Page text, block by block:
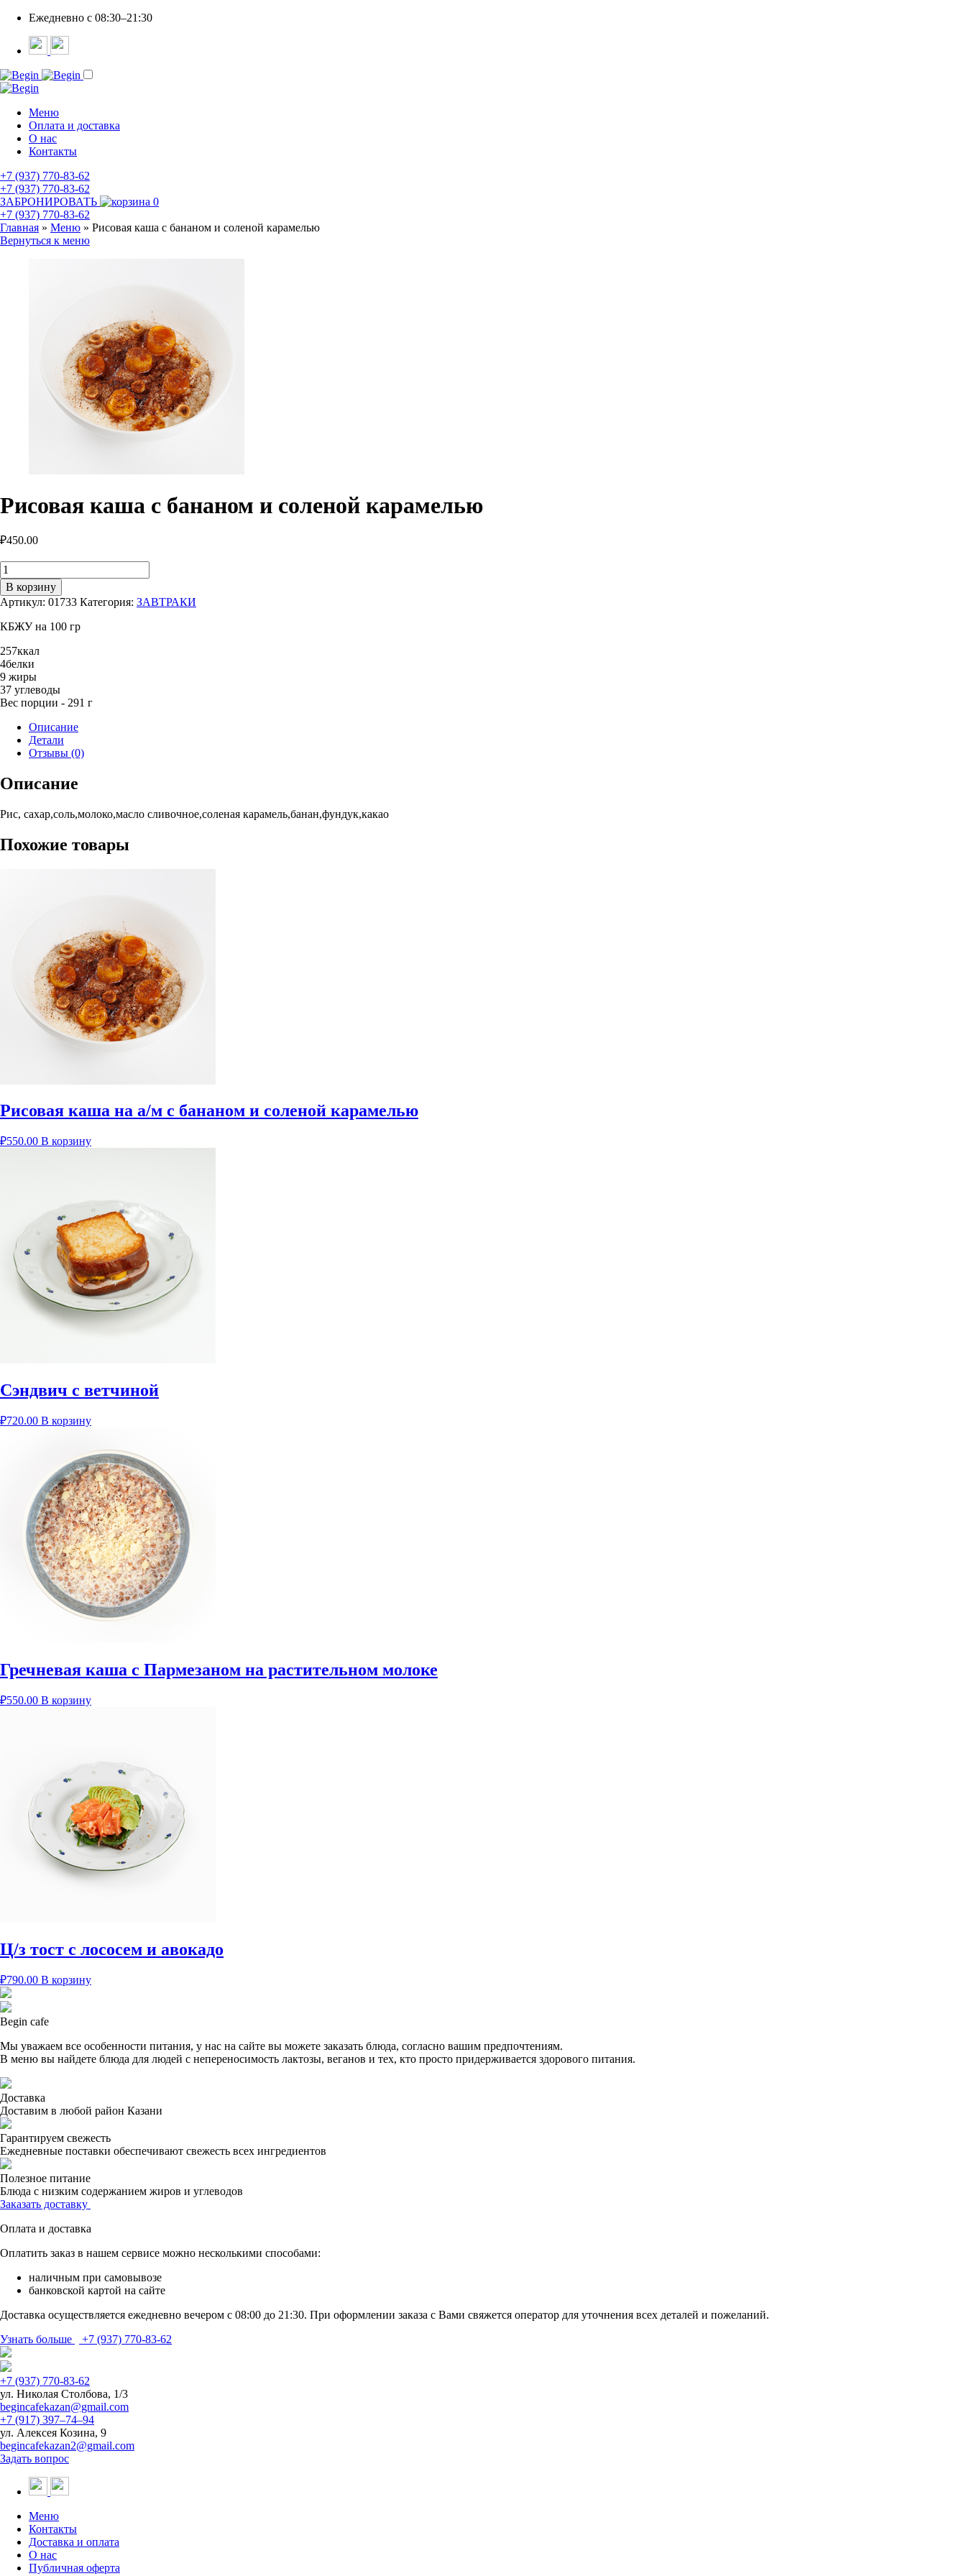
Ежедневно c 08:30–21:30
Меню
Оплата и доставка
О нас
Контакты
+7 (937) 770-83-62
+7 (937) 770-83-62
ЗАБРОНИРОВАТЬ
0
+7 (937) 770-83-62
Главная » Меню » Рисовая каша с бананом и соленой карамелью
Вернуться к меню
Рисовая каша с бананом и соленой карамелью
₽450.00
Количество
товара
Рисовая
каша
бананом
и
соленой
карамелью
В корзину
Артикул: 01733 Категория: ЗАВТРАКИ
КБЖУ на 100 гр
257ккал
4белки
9 жиры
37 углеводы
Вес порции - 291 г
Описание
Детали
Отзывы (0)
Описание
Рис, сахар,соль,молоко,масло сливочное,соленая карамель,банан,фундук,какао
Похожие товары
Рисовая каша на а/м с бананом и соленой карамелью
₽550.00 В корзину
Сэндвич с ветчиной
₽720.00 В корзину
Гречневая каша с Пармезаном на растительном молоке
₽550.00 В корзину
Ц/з тост с лососем и авокадо
₽790.00 В корзину
Begin cafe
Мы уважаем все особенности питания, у нас на сайте вы можете заказать блюда, согласно вашим предпочтениям.
В меню вы найдете блюда для людей с непереносимость лактозы, веганов и тех, кто просто придерживается здорового питания.
Доставка
Доставим в любой район Казани
Гарантируем свежесть
Ежедневные поставки обеспечивают свежесть всех ингредиентов
Полезное питание
Блюда с низким содержанием жиров и углеводов
Заказать доставку
Оплата и доставка
Оплатить заказ в нашем сервисе можно несколькими способами:
наличным при самовывозе
банковской картой на сайте
Доставка осуществляется ежедневно вечером с 08:00 до 21:30. При оформлении заказа с Вами свяжется оператор для уточнения всех деталей и пожеланий.
Узнать больше
+7 (937) 770-83-62
+7 (937) 770-83-62
ул. Николая Столбова, 1/3
begincafekazan@gmail.com
+7 (917) 397‒74‒94
ул. Алексея Козина, 9
begincafekazan2@gmail.com
Задать вопрос
Меню
Контакты
Доставка и оплата
О нас
Публичная оферта